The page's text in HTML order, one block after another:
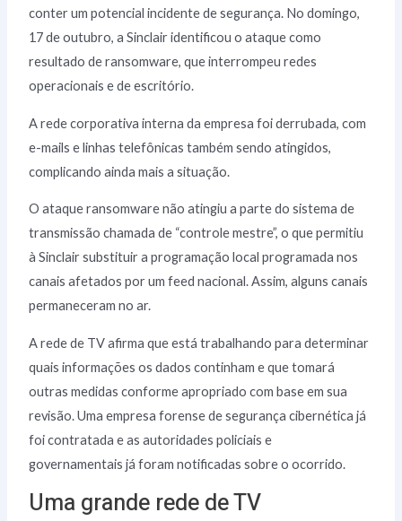
conter um potencial incidente de segurança. No domingo,
17 de outubro, a Sinclair identificou o ataque como
resultado de ransomware, que interrompeu redes
operacionais e de escritório.
A rede corporativa interna da empresa foi derrubada, com
e-mails e linhas telefônicas também sendo atingidos,
complicando ainda mais a situação.
O ataque ransomware não atingiu a parte do sistema de
transmissão chamada de “controle mestre”, o que permitiu
à Sinclair substituir a programação local programada nos
canais afetados por um feed nacional. Assim, alguns canais
permaneceram no ar.
A rede de TV afirma que está trabalhando para determinar
quais informações os dados continham e que tomará
outras medidas conforme apropriado com base em sua
revisão. Uma empresa forense de segurança cibernética já
foi contratada e as autoridades policiais e
governamentais já foram notificadas sobre o ocorrido.
Uma grande rede de TV